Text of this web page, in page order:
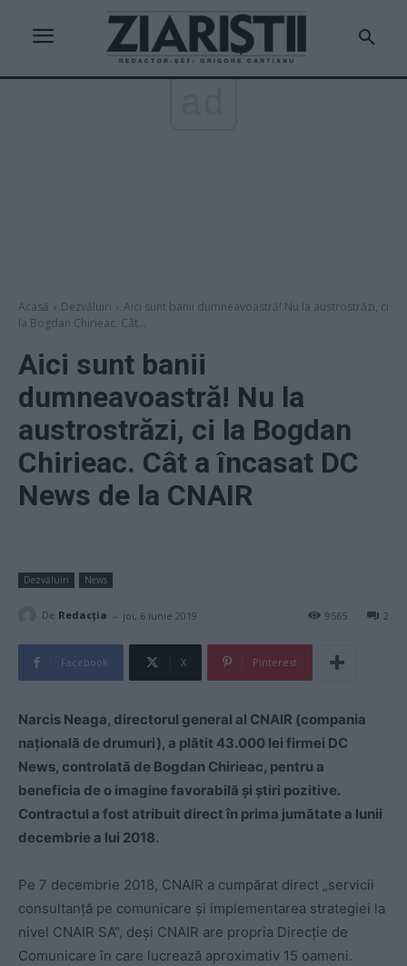
Acasă Dezvăluiri
Aici sunt banii dumneavoastră! Nu la austrostrăzi, ci
la Bogdan Chirieac. Cât...
Aici sunt banii
dumneavoastră! Nu la
austrostrăzi, ci la Bogdan
Chirieac. Cât a încasat DC
News de la CNAIR
Dezvăluiri News
De Redacţia - joi, 6 iunie 2019 2
9565
Facebook X Pinterest
Narcis Neaga, directorul general al CNAIR (compania
naţională de drumuri), a plătit 43.000 lei firmei DC
News, controlată de Bogdan Chirieac, pentru a
beneficia de o imagine favorabilă și știri pozitive.
Contractul a fost atribuit direct în prima jumătate a lunii
decembrie a lui 2018.
Pe 7 decembrie 2018, CNAIR a cumpărat direct „servicii
consultanță pe comunicare și implementarea strategiei la
nivel CNAIR SA”, deși CNAIR are propria Direcție de
Comunicare în care lucrează aproximativ 15 oameni.